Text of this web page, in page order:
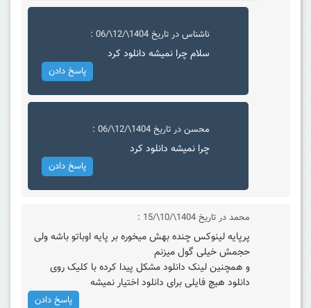
ناشناس در تاریخ 1404\/12\/06 :
سلام چرا نمیشه دانلود کرد
پاسخ دادن
محسن در تاریخ 1404\/12\/06 :
چرا نمیشه دانلود کرد
پاسخ دادن
محمد در تاریخ 1404\/10\/15 :
پرپایه لینوکس چنده بهش میخوره بر پایه اوباتو باشه ولی
حجمش خیلی گول میزنم
و همچنین لینک دانلود مشکل پیدا کرده با کلیک روی
دانلود هیچ فایلی برای دانلود اختیار نمیشه
پاسخ دادن